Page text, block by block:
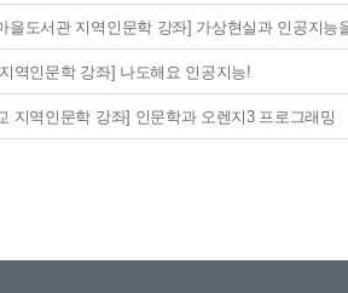
을도서관 지역인문학 강좌] 가상현실과 인공지능
역인문학 강좌] 나도해요 인공지능!
지역인문학 강좌] 인문학과 오렌지3 프로그래밍